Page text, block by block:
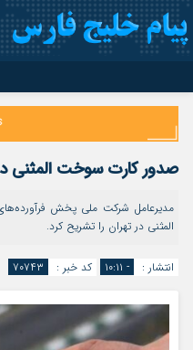
اینستاگرام
سروش
آپارات
نام کاربری یا نشانی ایمیل
صدور کارت سوخت المثنی در ۴۸ ساعت؛ جزئیات
مدیرعامل شرکت ملی پخش
المثنی در تهران را تشریح کرد.
انتشار : - ۱۰:۱۱ کد خبر : ۷۰۷۴۳